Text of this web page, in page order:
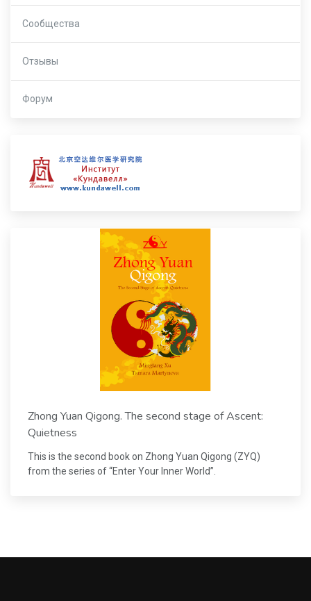
Сообщества
Отзывы
Форум
Zhong Yuan Qigong. The second stage of Ascent:
Quietness
This is the second book on Zhong Yuan Qigong (ZYQ)
from the series of “Enter Your Inner World”.